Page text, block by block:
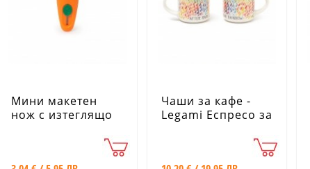
Мини макетен
нож с изтеглящо
Чаши за кафе -
Legami Еспресо за